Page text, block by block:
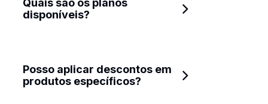
Quais são os planos
disponíveis?
Posso aplicar descontos em
produtos específicos?